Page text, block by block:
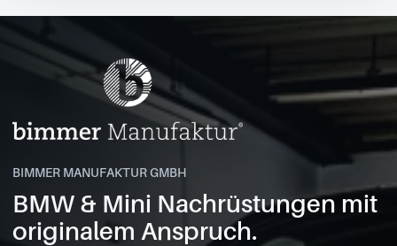
BIMMER MANUFAKTUR GMBH
BMW & Mini Nachrüstungen mit
originalem Anspruch.